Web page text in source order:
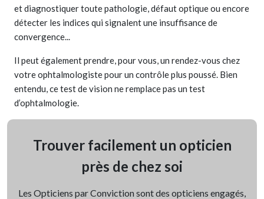
et diagnostiquer toute pathologie, défaut optique ou encore
détecter les indices qui signalent une insuffisance de
convergence...
Il peut également prendre, pour vous, un rendez-vous chez
votre ophtalmologiste pour un contrôle plus poussé. Bien
entendu, ce test de vision ne remplace pas un test
d’ophtalmologie.
Trouver facilement un opticien
près de chez soi
Les Opticiens par Conviction sont des opticiens engagés,